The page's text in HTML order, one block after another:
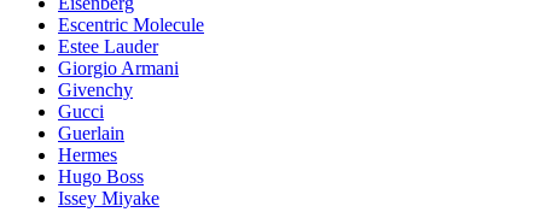
Escentric Molecule
Estee Lauder
Giorgio Armani
Givenchy
Gucci
Guerlain
Hermes
Hugo Boss
Issey Miyake